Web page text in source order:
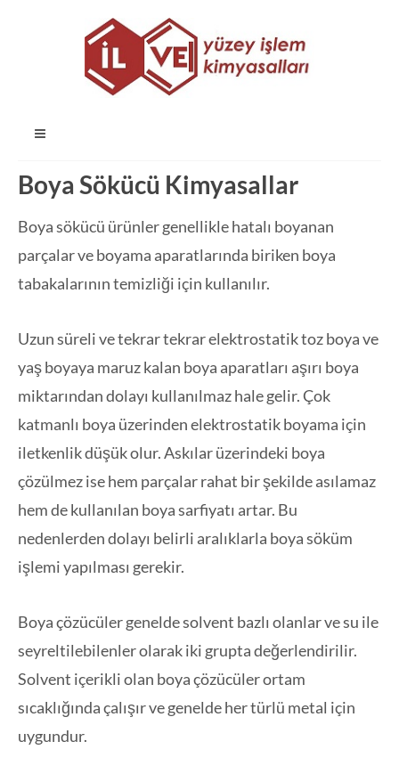
Boya Sökücü Kimyasallar
Boya sökücü ürünler genellikle hatalı boyanan
parçalar ve boyama aparatlarında biriken boya
tabakalarının temizliği için kullanılır.
Uzun süreli ve tekrar tekrar elektrostatik toz boya ve
yaş boyaya maruz kalan boya aparatları aşırı boya
miktarından dolayı kullanılmaz hale gelir. Çok
katmanlı boya üzerinden elektrostatik boyama için
iletkenlik düşük olur. Askılar üzerindeki boya
çözülmez ise hem parçalar rahat bir şekilde asılamaz
hem de kullanılan boya sarfiyatı artar. Bu
nedenlerden dolayı belirli aralıklarla boya söküm
işlemi yapılması gerekir.
Boya çözücüler genelde solvent bazlı olanlar ve su ile
seyreltilebilenler olarak iki grupta değerlendirilir.
Solvent içerikli olan boya çözücüler ortam
sıcaklığında çalışır ve genelde her türlü metal için
uygundur.